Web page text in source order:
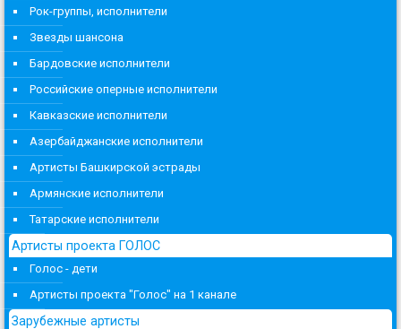
Рок-группы, исполнители
Звезды шансона
Бардовские исполнители
Российские оперные исполнители
Кавказские исполнители
Азербайджанские исполнители
Артисты Башкирской эстрады
Армянские исполнители
Татарские исполнители
Артисты проекта ГОЛОС
Голос - дети
Артисты проекта "Голос" на 1 канале
Зарубежные артисты